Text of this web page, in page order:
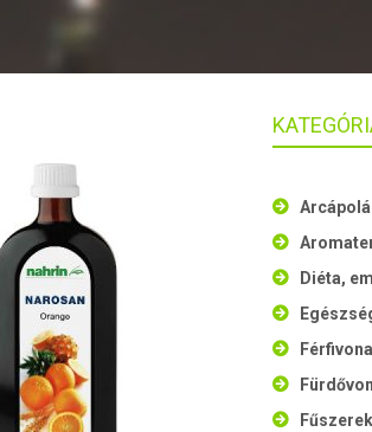
Diéta,
Férfivonal
Fűszerek